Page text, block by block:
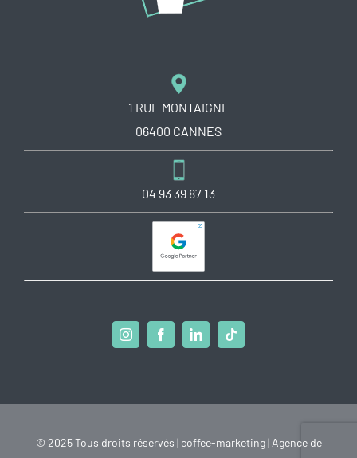
1 RUE MONTAIGNE
06400 CANNES
04 93 39 87 13
© 2025 Tous droits réservés | coffee-marketing | Agence de